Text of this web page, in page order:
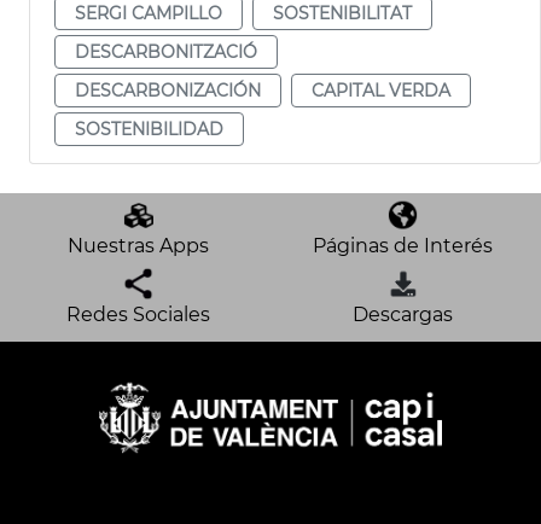
SERGI CAMPILLO
SOSTENIBILITAT
DESCARBONITZACIÓ
DESCARBONIZACIÓN
CAPITAL VERDA
SOSTENIBILIDAD
Nuestras Apps Páginas de Interés
Redes Sociales Descargas